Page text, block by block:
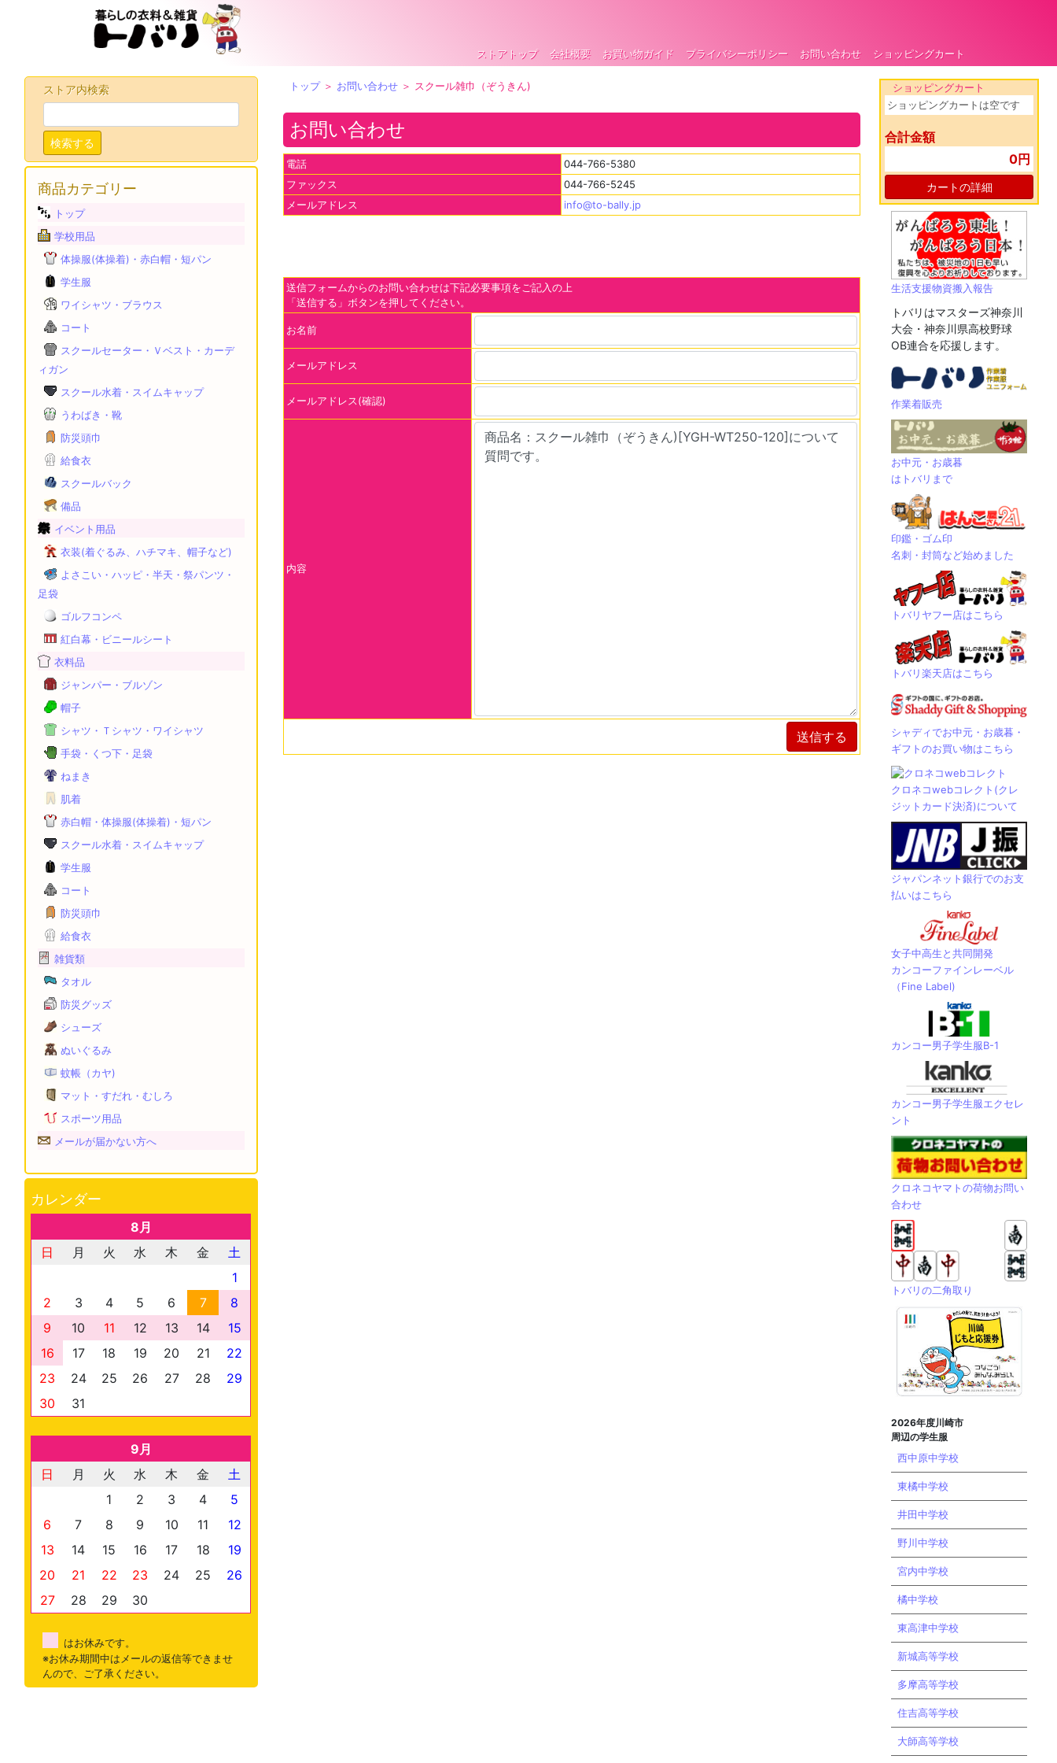
ストアトップ 会社概要 お買い物ガイド プライバシーポリシー お問い合わせ ショッピングカート
ストア内検索
検索する
商品カテゴリー
トップ
学校用品
体操服(体操着)・赤白帽・短パン
学生服
ワイシャツ・ブラウス
コート
スクールセーター・Ｖベスト・カーデ
ィガン
スクール水着・スイムキャップ
うわばき・靴
防災頭巾
給食衣
スクールバック
備品
イベント用品
衣装(着ぐるみ、ハチマキ、帽子など)
よさこい・ハッピ・半天・祭パンツ・
足袋
ゴルフコンペ
紅白幕・ビニールシート
衣料品
ジャンパー・ブルゾン
帽子
シャツ・Ｔシャツ・ワイシャツ
手袋・くつ下・足袋
ねまき
肌着
赤白帽・体操服(体操着)・短パン
スクール水着・スイムキャップ
学生服
コート
防災頭巾
給食衣
雑貨類
タオル
防災グッズ
シューズ
ぬいぐるみ
蚊帳（カヤ)
マット・すだれ・むしろ
スポーツ用品
メールが届かない方へ
カレンダー
8月
日
月 火 水 木 金
土
1
2
3 4 5 6 7
8
9
10 11 12 13 14
15
16
17 18 19 20 21
22
23
24 25 26 27 28
29
30
31
9月
日
月 火 水 木 金
土
1
2 3 4
5
6
7 8 9 10 11
12
13
14 15 16 17 18
19
20
21 22 23 24 25
26
27
28 29 30
はお休みです。
※お休み期間中はメールの返信等できませ
んので、ご了承ください。
トップ＞ お問い合わせ＞ スクール雑巾（ぞうきん)
お問い合わせ
電話
044-766-5380
ファックス
044-766-5245
メールアドレス
info@to-bally.jp
送信フォームからのお問い合わせは下記必要事項をご記入の上
「送信する」ボタンを押してください。
お名前
メールアドレス
メールアドレス(確認)
内容
送信する
ショッピングカート
ショッピングカートは空です
合計金額
0円
カートの詳細
生活支援物資搬入報告
トバリはマスターズ神奈川
大会・神奈川県高校野球
OB連合を応援します。
作業着販売
お中元・お歳暮
はトバリまで
印鑑・ゴム印
名刺・封筒など始めました
トバリヤフー店はこちら
トバリ楽天店はこちら
シャディでお中元・お歳暮・
ギフトのお買い物はこちら
クロネコwebコレクト(クレ
ジットカード決済)について
ジャパンネット銀行でのお支
払いはこちら
女子中高生と共同開発
カンコーファインレーベル
（Fine Label)
カンコー男子学生服B-1
カンコー男子学生服エクセレ
ント
クロネコヤマトの荷物お問い
合わせ
トバリの二角取り
2026年度川崎市
周辺の学生服
西中原中学校
東橘中学校
井田中学校
野川中学校
宮内中学校
橘中学校
東高津中学校
新城高等学校
多摩高等学校
住吉高等学校
大師高等学校